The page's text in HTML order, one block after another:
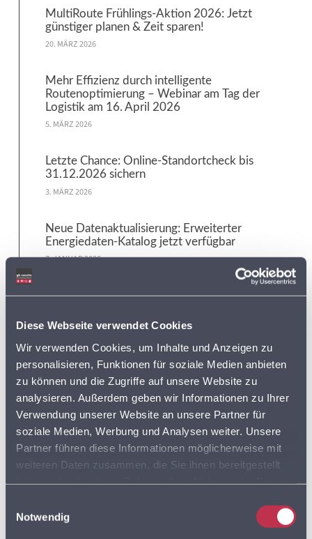
Diese Webseite verwendet Cookies
Wir verwenden Cookies, um Inhalte und Anzeigen zu
personalisieren, Funktionen für soziale Medien anbieten
zu können und die Zugriffe auf unsere Website zu
analysieren. Außerdem geben wir Informationen zu Ihrer
Verwendung unserer Website an unsere Partner für
soziale Medien, Werbung und Analysen weiter. Unsere
Partner führen diese Informationen möglicherweise mit
weiteren Daten zusammen, die Sie ihnen bereitgestellt
Cookies, wenn Sie unsere Webseite weiterhin nutzen.
Notwendig
MultiRoute Frühlings-Aktion 2026: Jetzt
günstiger planen & Zeit sparen!
20. MÄRZ 2026
Mehr Effizienz durch intelligente
Routenoptimierung – Webinar am Tag der
Logistik am 16. April 2026
5. MÄRZ 2026
Letzte Chance: Online-Standortcheck bis
31.12.2026 sichern
3. MÄRZ 2026
Neue Datenaktualisierung: Erweiterter
Energiedaten-Katalog jetzt verfügbar
7. JANUAR 2026
ADRESSDATEN ADRESSEN
ADRESSEN DER SUPERMÄRKTE IN DEUTSCHLAND
AKTIONSPREISE
BVDA
BVL